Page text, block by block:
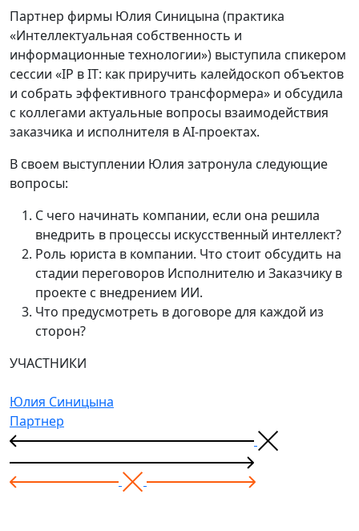
Партнер фирмы Юлия Синицына (практика
«Интеллектуальная собственность и
информационные технологии») выступила спикером
сессии «IP в IT: как приручить калейдоскоп объектов
и собрать эффективного трансформера» и обсудила
с коллегами актуальные вопросы взаимодействия
заказчика и исполнителя в AI-проектах.
В своем выступлении Юлия затронула следующие
вопросы:
С чего начинать компании, если она решила
внедрить в процессы искусственный интеллект?
Роль юриста в компании. Что стоит обсудить на
стадии переговоров Исполнителю и Заказчику в
проекте с внедрением ИИ.
Что предусмотреть в договоре для каждой из
сторон?
УЧАСТНИКИ
Юлия Синицына
Партнер